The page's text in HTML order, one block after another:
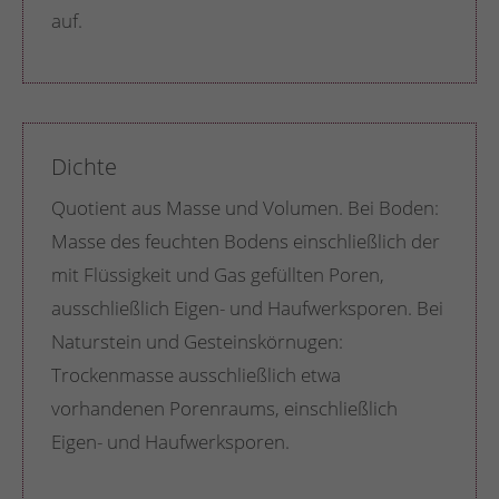
auf.
Dichte
Quotient aus Masse und Volumen. Bei Boden:
Masse des feuchten Bodens einschließlich der
mit Flüssigkeit und Gas gefüllten Poren,
ausschließlich Eigen- und Haufwerksporen. Bei
Naturstein und Gesteinskörnugen:
Trockenmasse ausschließlich etwa
vorhandenen Porenraums, einschließlich
Eigen- und Haufwerksporen.